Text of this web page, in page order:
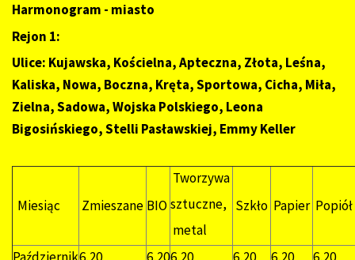
Harmonogram - miasto
Rejon 1:
Ulice: Kujawska, Kościelna, Apteczna, Złota, Leśna,
Kaliska, Nowa, Boczna, Kręta, Sportowa, Cicha, Miła,
Zielna, Sadowa, Wojska Polskiego, Leona
Bigosińskiego, Stelli Pasławskiej, Emmy Keller
Miesiąc Zmieszane BIO
Tworzywa
sztuczne,
metal
Szkło Papier Popiół